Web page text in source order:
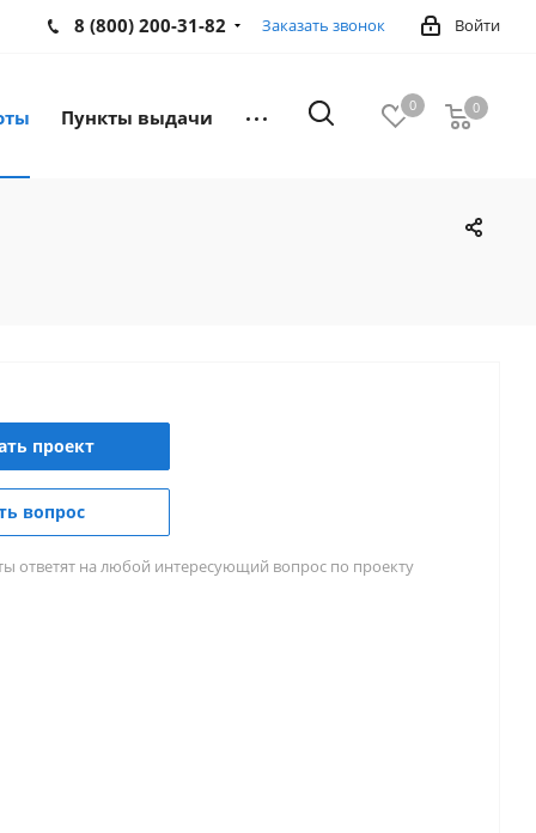
Войти
8 (800) 200-31-82 Заказать звонок
0 0
Пункты выдачи
проект
вопрос
ответят на любой интересующий вопрос по проекту